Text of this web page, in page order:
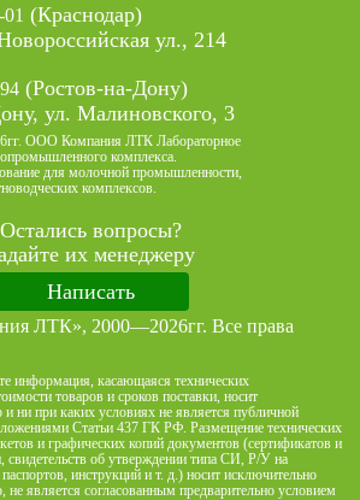
(Краснодар)
ул., 214
(Ростов-на-Дону)
ул. Малиновского, 3
ООО Компания ЛТК Лабораторное
комплекса.
для молочной промышленности,
комплексов.
Остались вопросы?
их менеджеру
Написать
ЛТК», 2000—2026гг. Все права
информация, касающаяся технических
товаров и сроков поставки, носит
ни при каких условиях не является публичной
Статьи 437 ГК РФ. Размещение технических
и графических копий документов (сертификатов и
свидетельств об утверждении типа СИ, Р/У на
инструкций и т. д.) носит исключительно
является согласованным предварительно условием